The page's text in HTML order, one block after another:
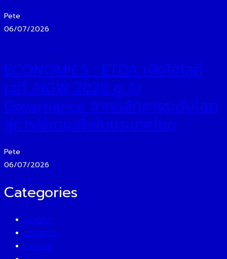
Pete
06/07/2026
ECONOMICS : ETDA เปิดไฮไลท์
เวที AIGW 2026 ชู AI
Governance จากหลักการระดับโลก
สู่การใช้งานจริงในประเทศไทย
Pete
06/07/2026
Categories
BEAUTY
BUSINESS
CAREER